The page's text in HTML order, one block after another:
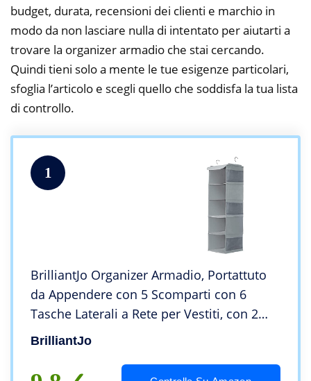
budget, durata, recensioni dei clienti e marchio in
modo da non lasciare nulla di intentato per aiutarti a
trovare la organizer armadio che stai cercando.
Quindi tieni solo a mente le tue esigenze particolari,
sfoglia l’articolo e scegli quello che soddisfa la tua lista
di controllo.
1
BrilliantJo Organizer Armadio, Portattuto
da Appendere con 5 Scomparti con 6
Tasche Laterali a Rete per Vestiti, con 2
Ganci Organizzatore Armadio da 30 x 30 x
BrilliantJo